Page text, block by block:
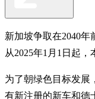
新加坡争取在2040年
从2025年1月1日起，
为了朝绿色目标发展
有新注册的新车和德